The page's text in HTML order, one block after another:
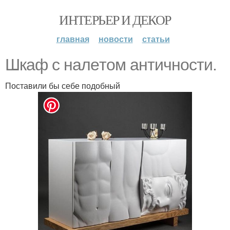
ИНТЕРЬЕР И ДЕКОР
главная новости статьи
Шкaф c нaлeтoм aнтичнocти.
Поставили бы себе подобный